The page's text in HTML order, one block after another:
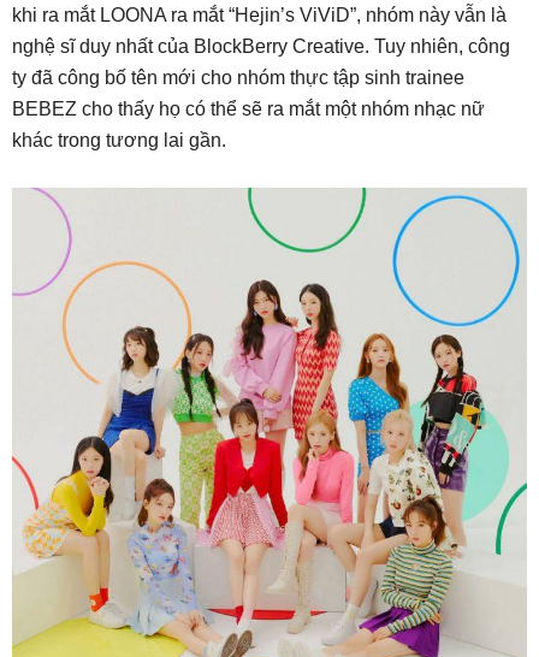
khi ra mắt LOONA ra mắt “Hejin’s ViViD”, nhóm này vẫn là
nghệ sĩ duy nhất của BlockBerry Creative. Tuy nhiên, công
ty đã công bố tên mới cho nhóm thực tập sinh trainee
BEBEZ cho thấy họ có thể sẽ ra mắt một nhóm nhạc nữ
khác trong tương lai gần.